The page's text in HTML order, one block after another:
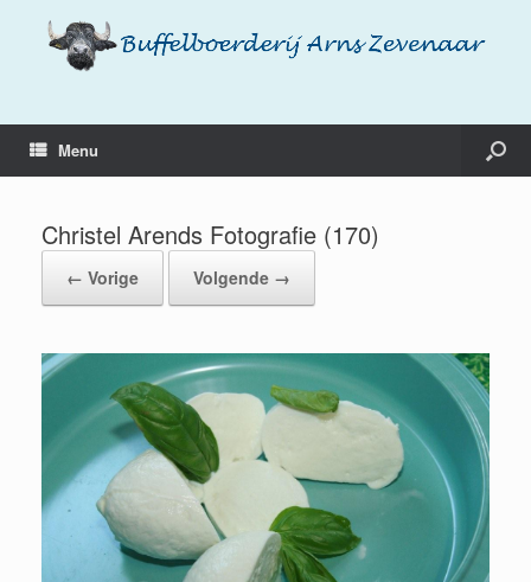
Menu
Christel Arends Fotografie (170)
← Vorige Volgende →